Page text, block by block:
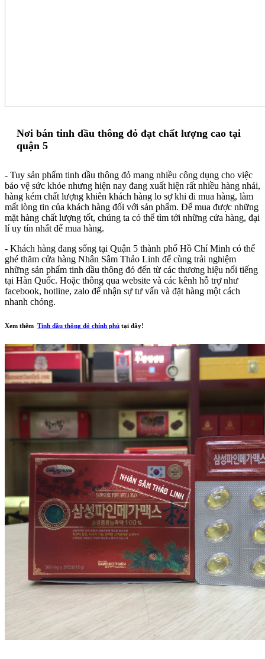
Nơi bán tinh dầu thông đỏ đạt chất lượng cao tại
quận 5
- Tuy sản phẩm tinh dầu thông đỏ mang nhiều công dụng cho việc
bảo vệ sức khỏe nhưng hiện nay đang xuất hiện rất nhiều hàng nhái,
hàng kém chất lượng khiên khách hàng lo sợ khi đi mua hàng, làm
mất lòng tin của khách hàng đối với sản phẩm. Để mua được những
mặt hàng chất lượng tốt, chúng ta có thể tìm tới những cửa hàng, đại
lí uy tín nhất để mua hàng.
- Khách hàng đang sống tại Quận 5 thành phố Hồ Chí Minh có thể
ghé thăm cửa hàng Nhân Sâm Thảo Linh để cùng trải nghiệm
những sản phẩm tinh dầu thông đỏ đến từ các thương hiệu nổi tiếng
tại Hàn Quốc. Hoặc thông qua website và các kênh hỗ trợ như
facebook, hotline, zalo để nhận sự tư vấn và đặt hàng một cách
nhanh chóng.
Xem thêm Tinh dầu thông đỏ chính phủ tại đây!